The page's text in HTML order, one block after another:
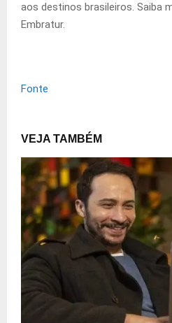
aos destinos brasileiros. Saiba
Embratur.
Fonte
VEJA TAMBÉM